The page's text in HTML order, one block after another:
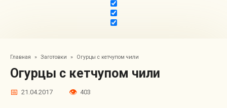
Главная » Заготовки » Огурцы с кетчупом чили
Огурцы с кетчупом чили
21.04.2017 403